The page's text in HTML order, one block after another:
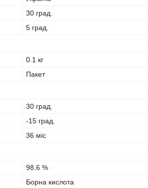
30 град.
5 град.
0.1 кг
Пакет
30 град.
-15 град.
36 міс
98.6 %
Борна кислота